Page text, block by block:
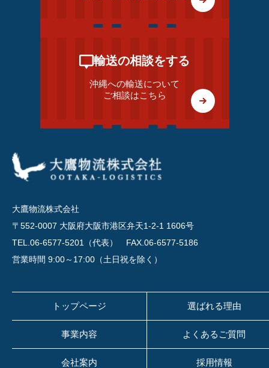
輸送の相談をする
沖縄への輸送について
ご相談はこちら
大鷹物流株式会社
〒552-0007 大阪府大阪市港区弁天1-2-1 1606号
TEL.06-6577-5201（代表）
FAX.06-6577-5186
営業時間 9:00～17:00（土日祝を除く）
トップページ 選ばれる理由
事業内容 よくあるご質問
会社案内 採用情報